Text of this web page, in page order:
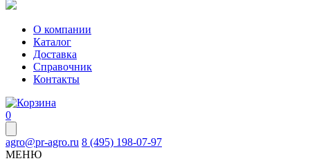
О компании
Каталог
Доставка
Справочник
Контакты
0
agro@pr-agro.ru 8 (495) 198-07-97
МЕНЮ